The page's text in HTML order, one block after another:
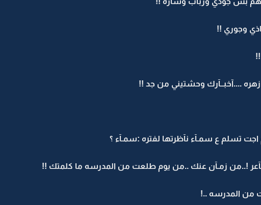
وجوري !!
....آخبــآرك وحشتيني من جد !!
تسلم ع سمـآء نآظرتها لفتره :سمـآء ؟
!..من زمـآن عنك ..من يوم طلعت من المدرسه ما كلمتك !!
من المدرسه ..!